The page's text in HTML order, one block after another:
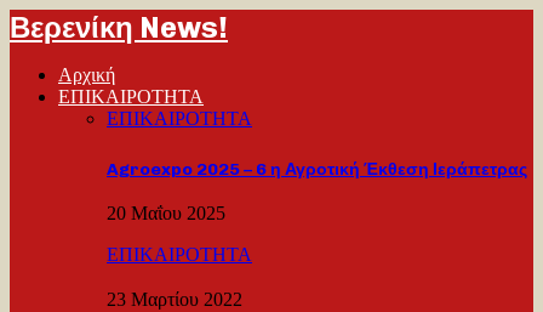
Βερενίκη News!
Αρχική
ΕΠΙΚΑΙΡΟΤΗΤΑ
ΕΠΙΚΑΙΡΟΤΗΤΑ
Agroexpo 2025 – 6 η Αγροτική Έκθεση Ιεράπετρας
20 Μαΐου 2025
ΕΠΙΚΑΙΡΟΤΗΤΑ
23 Μαρτίου 2022